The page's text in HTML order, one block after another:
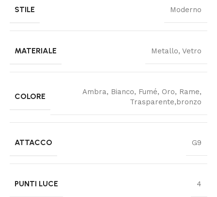
STILE Moderno
MATERIALE Metallo, Vetro
COLORE
Ambra, Bianco, Fumé, Oro, Rame,
Trasparente,bronzo
ATTACCO G9
PUNTI LUCE 4